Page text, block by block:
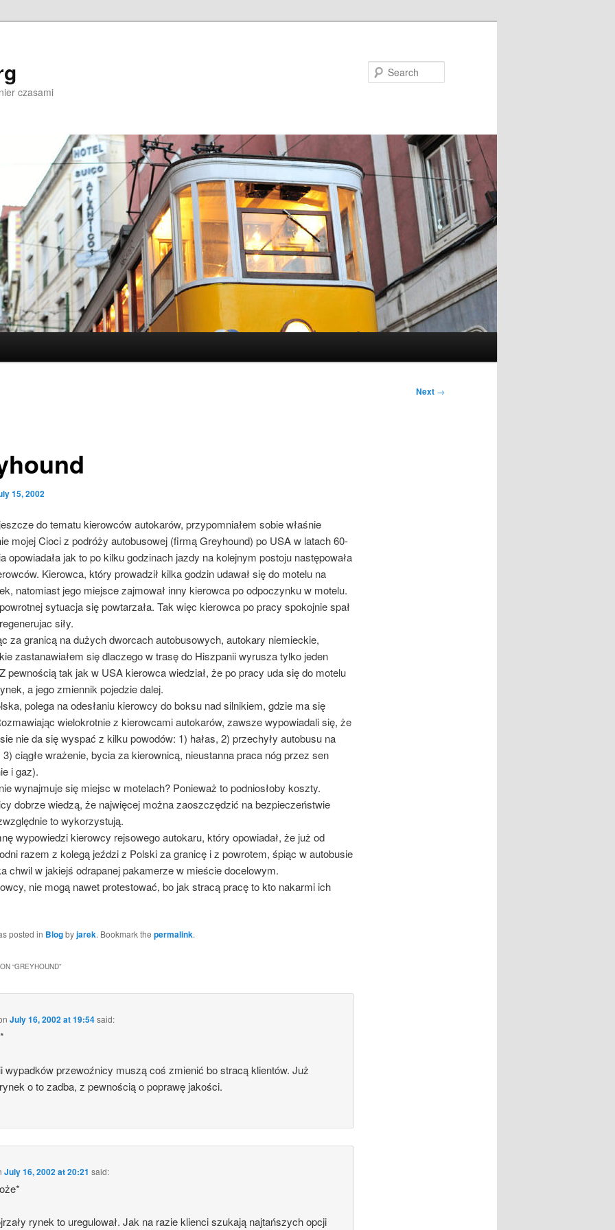
czasami
Next →
15, 2002
do tematu kierowców autokarów, przypomniałem sobie właśnie
mojej Cioci z podróży autobusowej (firmą Greyhound) po USA w latach 60-
opowiadała jak to po kilku godzinach jazdy na kolejnym postoju następowała
Kierowca, który prowadził kilka godzin udawał się do motelu na
natomiast jego miejsce zajmował inny kierowca po odpoczynku w motelu.
sytuacja się powtarzała. Tak więc kierowca po pracy spokojnie spał
siły.
za granicą na dużych dworcach autobusowych, autokary niemieckie,
zastanawiałem się dlaczego w trasę do Hiszpanii wyrusza tylko jeden
pewnością tak jak w USA kierowca wiedział, że po pracy uda się do motelu
a jego zmiennik pojedzie dalej.
polega na odesłaniu kierowcy do boksu nad silnikiem, gdzie ma się
wielokrotnie z kierowcami autokarów, zawsze wypowiadali się, że
nie da się wyspać z kilku powodów: 1) hałas, 2) przechyły autobusu na
ciągłe wrażenie, bycia za kierownicą, nieustanna praca nóg przez sen
i gaz).
wynajmuje się miejsc w motelach? Ponieważ to podniosłoby koszty.
dobrze wiedzą, że najwięcej można zaoszczędzić na bezpieczeństwie
to wykorzystują.
wypowiedzi kierowcy rejsowego autokaru, który opowiadał, że już od
razem z kolegą jeździ z Polski za granicę i z powrotem, śpiąc w autobusie
chwil w jakiejś odrapanej pakamerze w mieście docelowym.
nie mogą nawet protestować, bo jak stracą pracę to kto nakarmi ich
posted in Blogbyjarek. Bookmark the permalink.
“GREYHOUND”
July 16, 2002 at 19:54said:
wypadków przewoźnicy muszą coś zmienić bo stracą klientów. Już
o to zadba, z pewnością o poprawę jakości.
July 16, 2002 at 20:21 said:
rynek to uregulował. Jak na razie klienci szukają najtańszych opcji